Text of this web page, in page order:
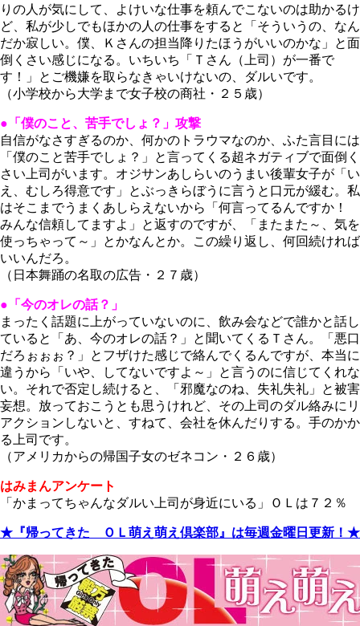
りの人が気にして、よけいな仕事を頼んでこないのは助かるけ
ど、私が少しでもほかの人の仕事をすると「そういうの、なん
だか寂しい。僕、Ｋさんの担当降りたほうがいいのかな」と面
倒くさい感じになる。いちいち「Ｔさん（上司）が一番で
す！」とご機嫌を取らなきゃいけないの、ダルいです。
（小学校から大学まで女子校の商社・２５歳）
●「僕のこと、苦手でしょ？」攻撃
自信がなさすぎるのか、何かのトラウマなのか、ふた言目には
「僕のこと苦手でしょ？」と言ってくる超ネガティブで面倒く
さい上司がいます。オジサンあしらいのうまい後輩女子が「い
え、むしろ得意です」とぶっきらぼうに言うと口元が緩む。私
はそこまでうまくあしらえないから「何言ってるんですか！
みんな信頼してますよ」と返すのですが、「またまた～、気を
使っちゃって～」とかなんとか。この繰り返し、何回続ければ
いいんだろ。
（日本舞踊の名取の広告・２７歳）
●「今のオレの話？」
まったく話題に上がっていないのに、飲み会などで誰かと話し
ていると「あ、今のオレの話？」と聞いてくるＴさん。「悪口
だろぉぉぉ？」とフザけた感じで絡んでくるんですが、本当に
違うから「いや、してないですよ～」と言うのに信じてくれな
い。それで否定し続けると、「邪魔なのね、失礼失礼」と被害
妄想。放っておこうとも思うけれど、その上司のダル絡みにリ
アクションしないと、すねて、会社を休んだりする。手のかか
る上司です。
（アメリカからの帰国子女のゼネコン・２６歳）
はみまんアンケート
「かまってちゃんなダルい上司が身近にいる」ＯＬは７２％
★『帰ってきた ＯＬ萌え萌え倶楽部』は毎週金曜日更新！★